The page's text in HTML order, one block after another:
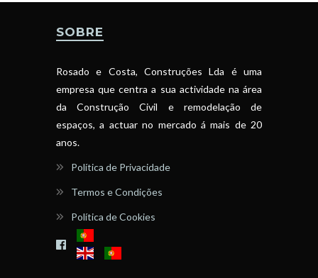
SOBRE
Rosado e Costa, Construções Lda é uma
empresa que centra a sua actividade na área
da Construção Civil e remodelação de
espaços, a actuar no mercado á mais de 20
anos.
Política de Privacidade
Termos e Condições
Política de Cookies